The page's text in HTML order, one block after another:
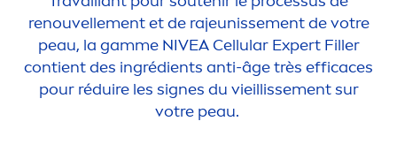
renouvellement et de rajeunissement de votre
peau, la gamme NIVEA CellularExpert Filler
contient des ingrédients anti-âge très efficaces
pour réduire les signes du vieillissement sur
votre peau.